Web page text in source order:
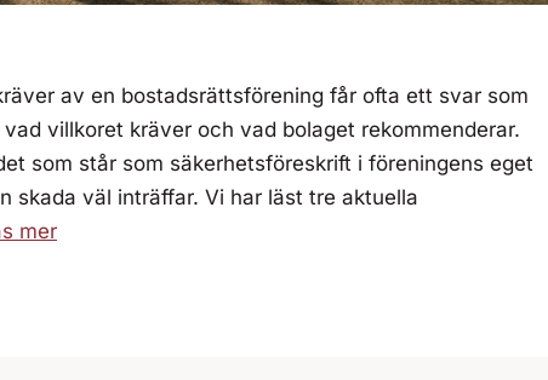
av en bostadsrättsförening får ofta ett svar som
villkoret kräver och vad bolaget rekommenderar.
som står som säkerhetsföreskrift i föreningens eget
skada väl inträffar. Vi har läst tre aktuella
mer